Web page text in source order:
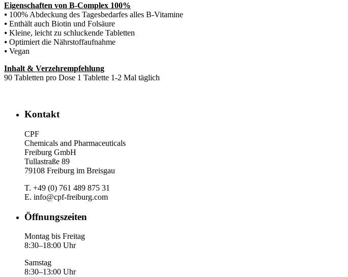
Eigenschaften von B-Complex 100%
⦁ 100% Abdeckung des Tagesbedarfes alles B-Vitamine
⦁ Enthält auch Biotin und Folsäure
⦁ Kleine, leicht zu schluckende Tabletten
⦁ Optimiert die Nährstoffaufnahme
⦁ Vegan
Inhalt & Verzehrempfehlung
90 Tabletten pro Dose 1 Tablette 1-2 Mal täglich
Kontakt
CPF
Chemicals and Pharmaceuticals
Freiburg GmbH
Tullastraße 89
79108 Freiburg im Breisgau
T. +49 (0) 761 489 875 31
E. info@cpf-freiburg.com
Öffnungszeiten
Montag bis Freitag
8:30–18:00 Uhr
Samstag
8:30–13:00 Uhr